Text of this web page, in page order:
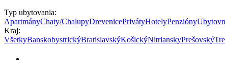
Typ ubytovania:
ApartmányChaty/ChalupyDrevenicePrivátyHotelyPenzióny
Kraj:
VšetkyBanskobystrickýBratislavskýKošickýNitrianskyPrešovský